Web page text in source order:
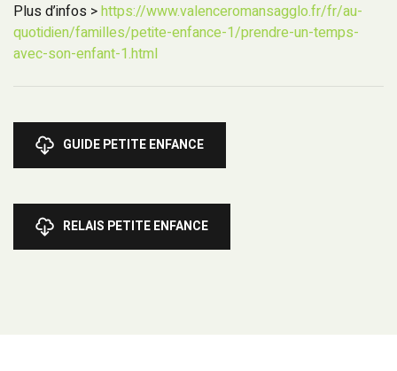
Plus d’infos >https://www.valenceromansagglo.fr/fr/au-
quotidien/familles/petite-enfance-1/prendre-un-temps-
avec-son-enfant-1.html
GUIDE PETITE ENFANCE
RELAIS PETITE ENFANCE